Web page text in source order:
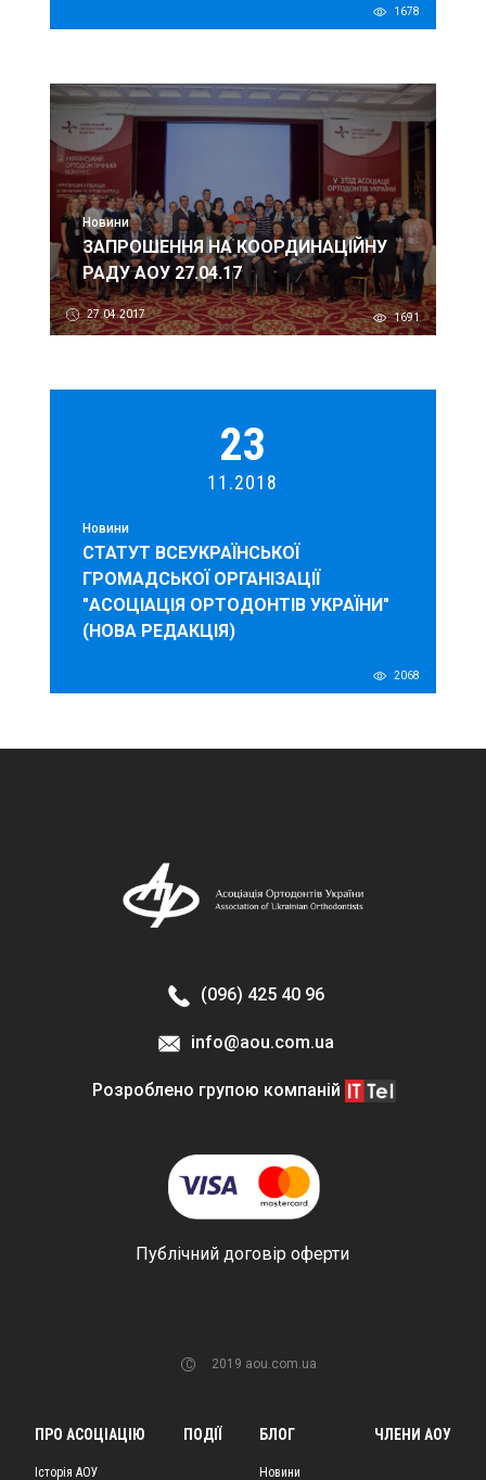
1678
Новини
ЗАПРОШЕННЯ НА КООРДИНАЦІЙНУ
РАДУ АОУ 27.04.17
27.04.2017 1691
23
11.2018
Новини
СТАТУТ ВСЕУКРАЇНСЬКОЇ
ГРОМАДСЬКОЇ ОРГАНІЗАЦІЇ
"АСОЦІАЦІЯ ОРТОДОНТІВ УКРАЇНИ"
(НОВА РЕДАКЦІЯ)
2068
(096) 425 40 96
info@aou.com.ua
Розроблено групою компаній
Публічний договір оферти
C 2019 aou.com.ua
ПРО АСОЦІАЦІЮ
Історія АОУ
ПОДІЇ БЛОГ
Новини
ЧЛЕНИ АОУ